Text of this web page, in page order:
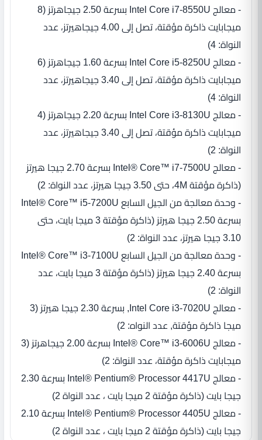
- معالج Intel Core i7‎-8550U بسرعة 2.50 جيجاهرتز ‏(‏8
ميجابايت ذاكرة مؤقتة، تصل إلى 4.00 جيجاهيرتز، عدد
النواة‏:‏ 4‏)‏
- معالج Intel Core i5‎-8250U بسرعة 1.60 جيجاهرتز ‏(‏6
ميجابايت ذاكرة مؤقتة، تصل إلى 3.40 جيجاهيرتز، عدد
النواة‏:‏ 4‏)‏
- معالج Intel Core i3‎-8130U بسرعة 2.20 جيجاهرتز ‏(‏4
ميجابايت ذاكرة مؤقتة، تصل إلى 3.40 جيجاهيرتز، عدد
النواة‏:‏ 2‏)‏
- معالج Intel® Core™ i7‎-7500U بسرعة 2.70 جيجا هيرتز
‏(‏ذاكرة مؤقتة 4M، حتى 3.50 جيجا هيرتز، عدد النواة‏:‏ 2‏)‏
- وحدة معالجة من الجيل السابع Intel® Core™ i5‎-7200U
بسرعة 2.50 جيجا هيرتز ‏(‏ذاكرة مؤقتة 3 ميجا بايت، حتى
3.10 جيجا هيرتز، عدد النواة‏:‏ 2‏)‏
- وحدة معالجة من الجيل السابع Intel® Core™ i3‎-7100U
بسرعة 2.40 جيجا هيرتز ‏(‏ذاكرة مؤقتة 3 ميجا بايت، عدد
النواة‏:‏ 2‏)‏
- معالج Intel Core i3-7020U, بسرعة‏ 2.30 جيجا هيرتز ‏(‏3
ميجا ذاكرة مؤقتة‏,‏ عدد النواه‏:‏ 2‏)‏
- معالج Intel® Core™ i3‎-6006U بسرعة 2.00 جيجاهرتز ‏(‏3
ميجابايت ذاكرة مؤقتة، عدد النواة‏:‏ 2)
- معالج Intel® Pentium® Processor 4417U بسرعة 2.30
جيجا بايت (ذاكرة مؤقتة 2 ميجا بايت ، عدد النواة 2)
- معالج Intel® Pentium® Processor 4405U بسرعة 2.10
جيجا بايت (ذاكرة مؤقتة 2 ميجا بايت ، عدد النواة 2)